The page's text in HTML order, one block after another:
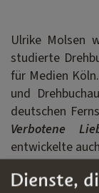
Ulrike Molsen
studierte
für Medien
und
deutschen
Verbotene
entwickelte
Kino. Sie lebt
Dienste,